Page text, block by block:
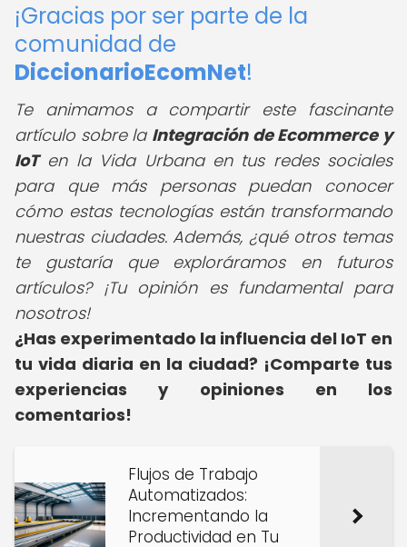
¡Gracias por ser parte de la
comunidad de
DiccionarioEcomNet!
Te animamos a compartir este fascinante
artículo sobre la Integración de Ecommerce y
IoTen la Vida Urbana en tus redes sociales
para que más personas puedan conocer
cómo estas tecnologías están transformando
nuestras ciudades. Además, ¿qué otros temas
te gustaría que exploráramos en futuros
artículos? ¡Tu opinión es fundamental para
nosotros!
¿Has experimentado la influencia del IoT en
tu vida diaria en la ciudad? ¡Comparte tus
experiencias y opiniones en los
comentarios!
Flujos de Trabajo
Automatizados:
Incrementando la
Productividad en Tu